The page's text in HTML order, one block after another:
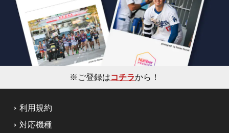
※ご登録はコチラから！
利用規約
対応機種